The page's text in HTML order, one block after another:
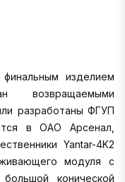
изделием
возвращаемыми
разработаны ФГУП
в ОАО Арсенал,
Yantar-4K2
модуля с
конической